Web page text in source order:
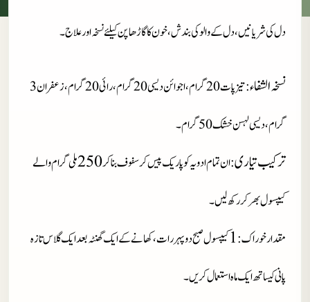
دل کی شریا نیں، دل کے والو کی بندش، خون کا گاڑھاپن کیلئےنسخہ اور علاج۔
نسخہ الشفاء
: تیزپات 20 گرام، اجوائن دیسی 20 گرام، رائی 20 گرام، زعفران 3
گرام، دیسی لہسن خشک 50 گرام۔
ترکیب تیاری: ان تمام ادویہ کو پاریک پیس کر سفوف بنا کر250ملی گرام والے
کیپسول بھر کر رکھ لیں۔
مقدار خوراک:
1کیپسول صبح دوپہر رات، کھانے کے ایک گھنٹہ بعد ایک گلاس تازہ
پانی کیساتھ ایک ماہ استعمال کریں۔